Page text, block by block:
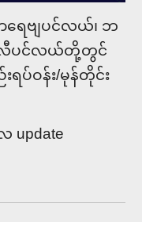
ာရေဗျပင်လယ်၊ ဘ
ပလီပင်လယ်တို့တွင်
ရပ်ဝန်း/မုန်တိုင်း
update